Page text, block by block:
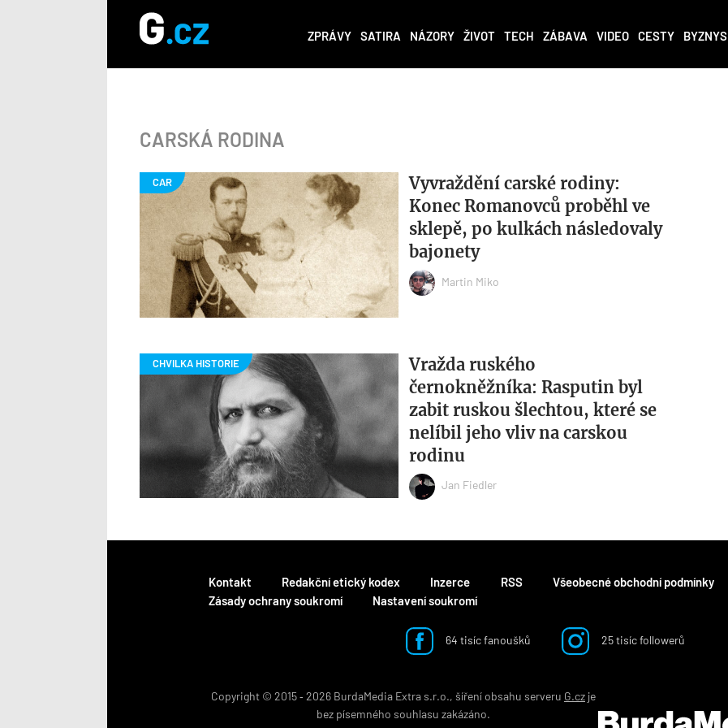
ZPRÁVY SATIRA NÁZORY ŽIVOT TECH ZÁBAVA VIDEO CESTY BYZNYS
CARSKÁ RODINA
Vyvraždění carské rodiny:
Konec Romanovců proběhl ve
sklepě, po kulkách následovaly
bajonety
Martin Miko
Vražda ruského
černokněžníka: Rasputin byl
zabit ruskou šlechtou, které se
nelíbil jeho vliv na carskou
rodinu
Jan Fiedler
Kontakt Redakční etický kodex Inzerce RSS Všeobecné obchodní podmínky
Zásady ochrany soukromí
Nastavení soukromí
64 tisíc fanoušků 25 tisíc followerů
Copyright © 2015 ‐ 2026 BurdaMedia Extra s.r.o., šíření obsahu serveru G.cz je
bez písemného souhlasu zakázáno.